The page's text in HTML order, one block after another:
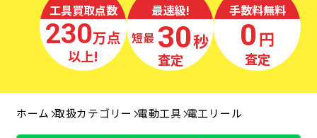
工具買取点数
230万点
以上!
最速級!
最短 30秒
査定
手数料無料
0円
査定
ホーム 取扱カテゴリー 電動工具 電工リール